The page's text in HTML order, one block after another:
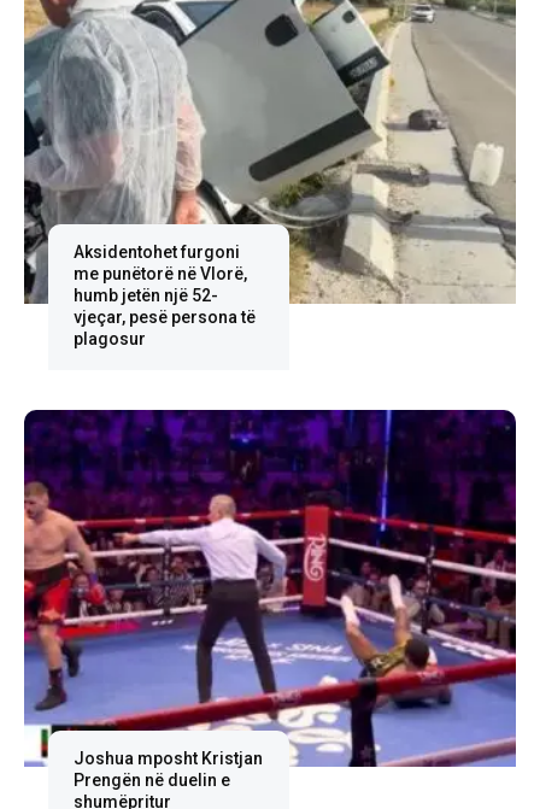
Aksidentohet furgoni
me punëtorë në Vlorë,
humb jetën një 52-
vjeçar, pesë persona të
plagosur
Joshua mposht Kristjan
Prengën në duelin e
shumëpritur